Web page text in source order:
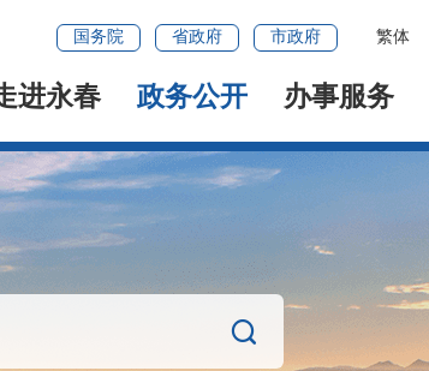
国务院 省政府 市政府 繁体
进永春 政务公开 办事服务
